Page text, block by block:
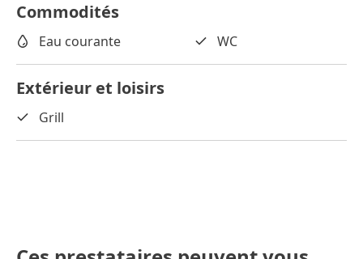
Commodités
Eau courante WC
Extérieur et loisirs
Grill